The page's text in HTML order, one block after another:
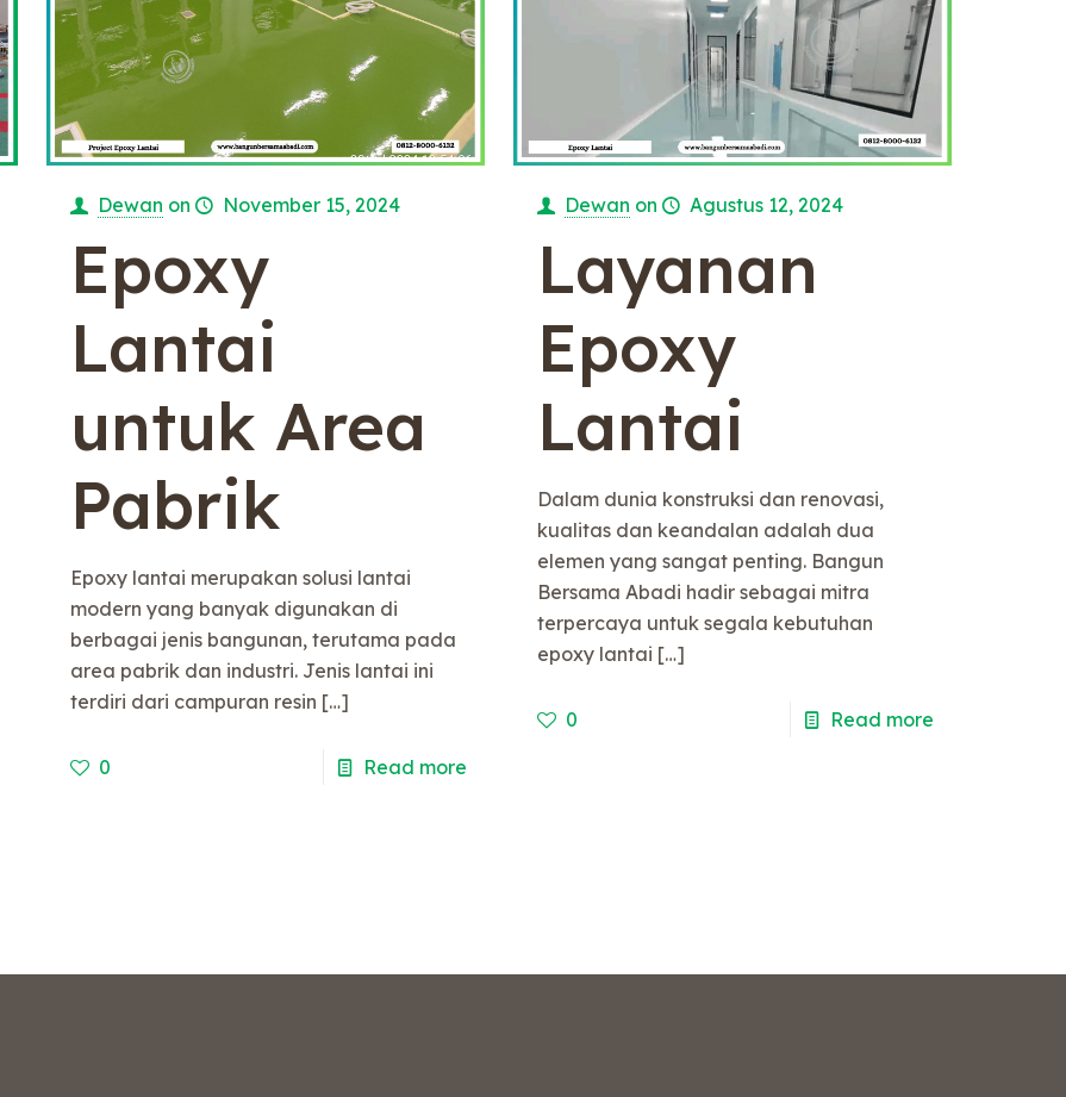
Dewan on November 15, 2024
Epoxy
Lantai
untuk Area
Pabrik
Epoxy lantai merupakan solusi lantai
modern yang banyak digunakan di
berbagai jenis bangunan, terutama pada
area pabrik dan industri. Jenis lantai ini
terdiri dari campuran resin […]
0 Read more
Dewan on Agustus 12, 2024
Layanan
Epoxy
Lantai
Dalam dunia konstruksi dan renovasi,
kualitas dan keandalan adalah dua
elemen yang sangat penting. Bangun
Bersama Abadi hadir sebagai mitra
terpercaya untuk segala kebutuhan
epoxy lantai […]
0 Read more